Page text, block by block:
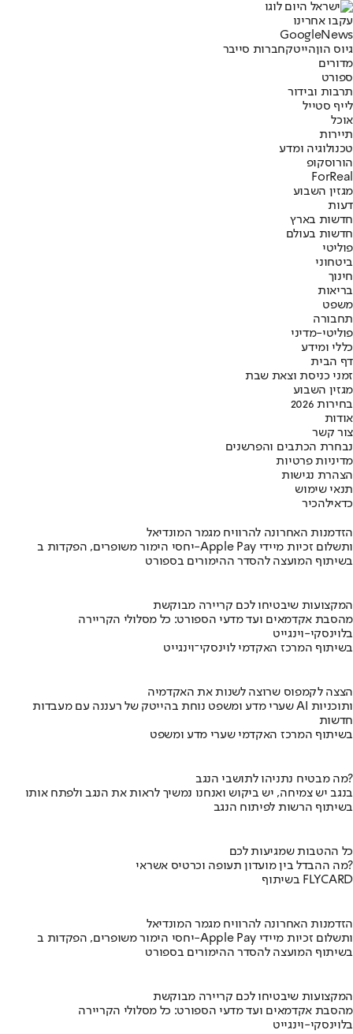
עקבו אחרינו
Googl eNews
גיוס הוןהייטקחברות סייבר
מדורים
ספורט
תרבות ובידור
לייף סטייל
אוכל
תיירות
טכנולוגיה ומדע
הורוסקופ
ForReal
מגזין השבוע
דעות
חדשות בארץ
חדשות בעולם
פוליטי
ביטחוני
חינוך
בריאות
משפט
תחבורה
פוליטי-מדיני
כללי ומידע
דף הבית
זמני כניסת וצאת שבת
מגזין השבוע
בחירות 2026
אודות
צור קשר
נבחרת הכתבים והפרשנים
מדיניות פרטיות
הצהרת נגישות
תנאי שימוש
כדאילהכיר
הזדמנות האחרונה להרוויח מגמר המונדיאל
יחסי הימור משופרים, הפקדות ב-Apple Pay ותשלום זכיות מיידי
בשיתוף המועצה להסדר ההימורים בספורט
המקצועות שיבטיחו לכם קריירה מבוקשת
מהסבת אקדמאים ועד מדעי הספורט: כל מסלולי הקריירה
בלוינסקי-וינגייט
בשיתוף המרכז האקדמי לוינסקי־וינגייט
הצצה לקמפוס שרוצה לשנות את האקדמיה
שערי מדע ומשפט נוחת בהייטק של רעננה עם מעבדות AI ותוכניות
חדשות
בשיתוף המרכז האקדמי שערי מדע ומשפט
מה מבטיח נתניהו לתושבי הנגב?
בנגב יש צמיחה, יש ביקוש ואנחנו נמשיך לראות את הנגב ולפתח אותו
בשיתוף הרשות לפיתוח הנגב
כל ההטבות שמגיעות לכם
מה ההבדל בין מועדון תעופה וכרטיס אשראי?
בשיתוף FLYCARD
הזדמנות האחרונה להרוויח מגמר המונדיאל
יחסי הימור משופרים, הפקדות ב-Apple Pay ותשלום זכיות מיידי
בשיתוף המועצה להסדר ההימורים בספורט
המקצועות שיבטיחו לכם קריירה מבוקשת
מהסבת אקדמאים ועד מדעי הספורט: כל מסלולי הקריירה
בלוינסקי-וינגייט